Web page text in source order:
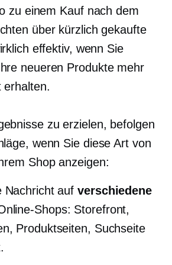
zu einem Kauf nach dem
über kürzlich gekaufte
effektiv, wenn Sie
neueren Produkte mehr
erhalten.
zu erzielen, befolgen
wenn Sie diese Art von
Shop anzeigen:
Nachricht aufverschiedene
Shops: Storefront,
Produktseiten, Suchseite